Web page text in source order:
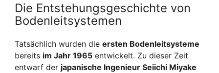
Die Entstehungsgeschichte von
Bodenleitsystemen
Tatsächlich wurden die ersten Bodenleitsysteme
bereits im Jahr 1965 entwickelt. Zu dieser Zeit
entwarf der japanische Ingenieur Seiichi Miyake